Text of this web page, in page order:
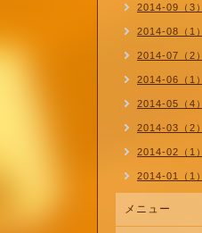
2014-09（3）
2014-08（1）
2014-07（2）
2014-06（1）
2014-05（4）
2014-03（2）
2014-02（1）
2014-01（1）
メニュー